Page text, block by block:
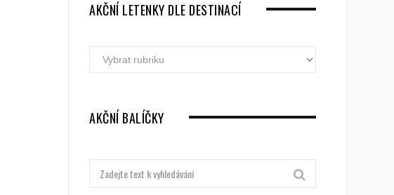
AKČNÍ LETENKY DLE DESTINACÍ
Akční
letenky
destinací
AKČNÍ BALÍČKY
Hledat: